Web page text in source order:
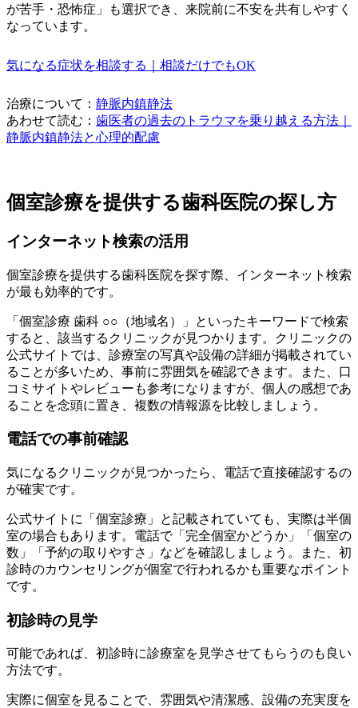
が苦手・恐怖症」も選択でき、来院前に不安を共有しやすく
なっています。
気になる症状を相談する｜相談だけでもOK
治療について： 静脈内鎮静法
あわせて読む： 歯医者の過去のトラウマを乗り越える方法｜
静脈内鎮静法と心理的配慮
個室診療を提供する歯科医院の探し方
インターネット検索の活用
個室診療を提供する歯科医院を探す際、インターネット検索
が最も効率的です。
「個室診療 歯科 ○○（地域名）」といったキーワードで検索
すると、該当するクリニックが見つかります。クリニックの
公式サイトでは、診療室の写真や設備の詳細が掲載されてい
ることが多いため、事前に雰囲気を確認できます。また、口
コミサイトやレビューも参考になりますが、個人の感想であ
ることを念頭に置き、複数の情報源を比較しましょう。
電話での事前確認
気になるクリニックが見つかったら、電話で直接確認するの
が確実です。
公式サイトに「個室診療」と記載されていても、実際は半個
室の場合もあります。電話で「完全個室かどうか」「個室の
数」「予約の取りやすさ」などを確認しましょう。また、初
診時のカウンセリングが個室で行われるかも重要なポイント
です。
初診時の見学
可能であれば、初診時に診療室を見学させてもらうのも良い
方法です。
実際に個室を見ることで、雰囲気や清潔感、設備の充実度を